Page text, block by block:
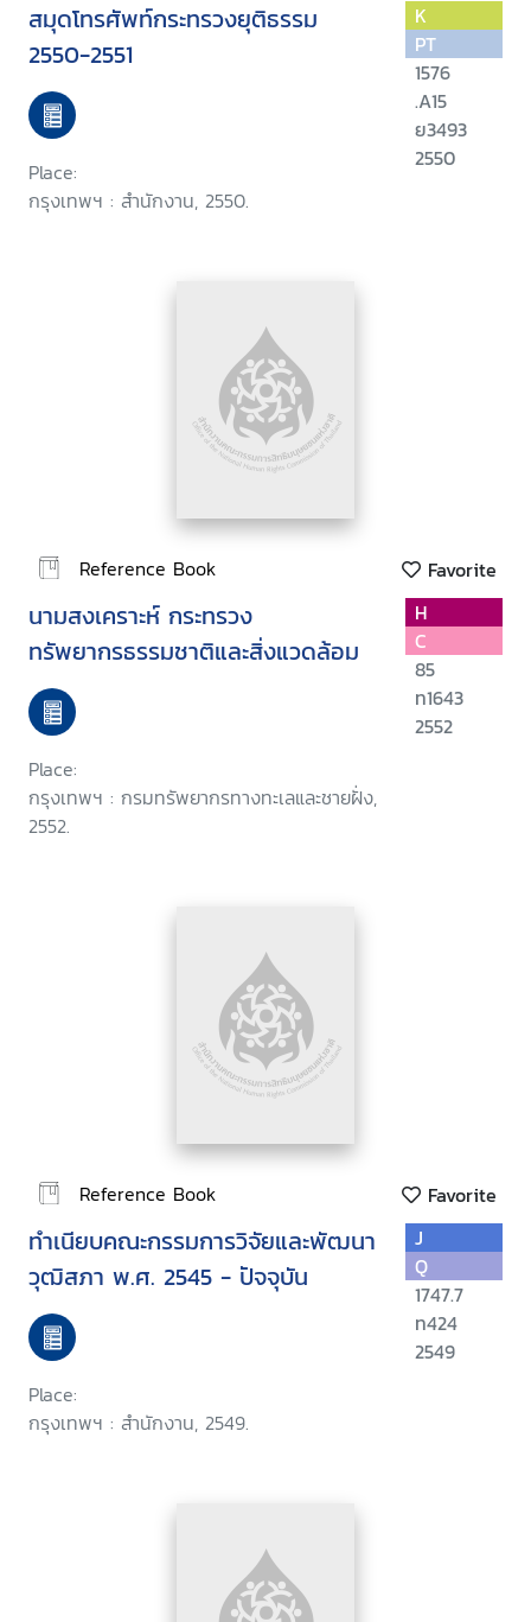
สมุดโทรศัพท์กระทรวงยุติธรรม
2550-2551
Place:
กรุงเทพฯ : สำนักงาน, 2550.
K
PT
1576
.A15
ย3493
2550
Reference Book Favorite
นามสงเคราะห์ กระทรวง
ทรัพยากรธรรมชาติและสิ่งแวดล้อม
Place:
กรุงเทพฯ : กรมทรัพยากรทางทะเลและชายฝั่ง,
2552.
H
C
85
ท1643
2552
Reference Book Favorite
ทำเนียบคณะกรรมการวิจัยและพัฒนา
วุฒิสภา พ.ศ. 2545 - ปัจจุบัน
Place:
กรุงเทพฯ : สำนักงาน, 2549.
J
Q
1747.7
ท424
2549